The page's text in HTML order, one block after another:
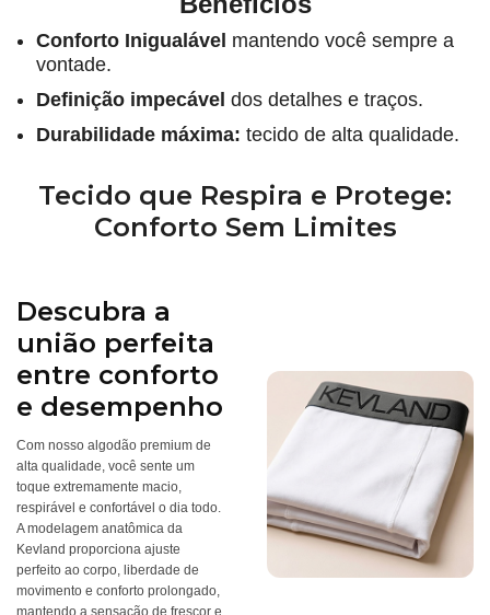
Conforto Inigualável mantendo você sempre a
vontade.
Definição impecável dos detalhes e traços.
Durabilidade máxima: tecido de alta qualidade.
Tecido que Respira e Protege:
Conforto Sem Limites
Descubra a
união perfeita
entre conforto
e desempenho
Com nosso algodão premium de
alta qualidade, você sente um
toque extremamente macio,
respirável e confortável o dia todo.
A modelagem anatômica da
Kevland proporciona ajuste
perfeito ao corpo, liberdade de
movimento e conforto prolongado,
mantendo a sensação de frescor e